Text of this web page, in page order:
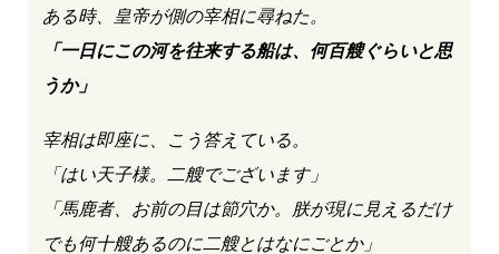
ある時、皇帝が側の宰相に尋ねた。
「一日にこの河を往来する船は、何百艘ぐらいと思
うか」
宰相は即座に、こう答えている。
「はい天子様。二艘でございます」
「馬鹿者、お前の目は節穴か。朕が現に見えるだけ
でも何十艘あるのに二艘とはなにごとか」